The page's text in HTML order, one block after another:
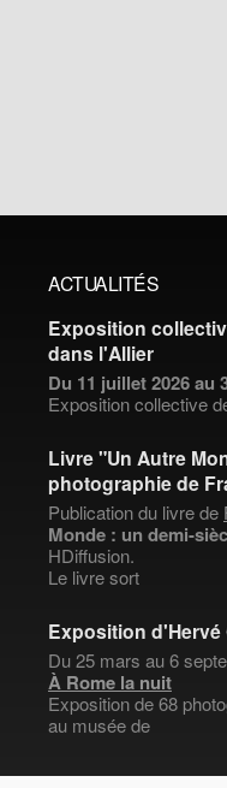
ACTUALITÉS
Exposition
dans l'Allier
Du 11 juillet 2026 au
Exposition collective
Livre "Un Autre
photographie de
Publication du livre de
Monde : un demi-
HDiffusion.
Le livre sort
Exposition d'Hervé
Du 25 mars au 6
À Rome la nuit
Exposition de 68
au musée de